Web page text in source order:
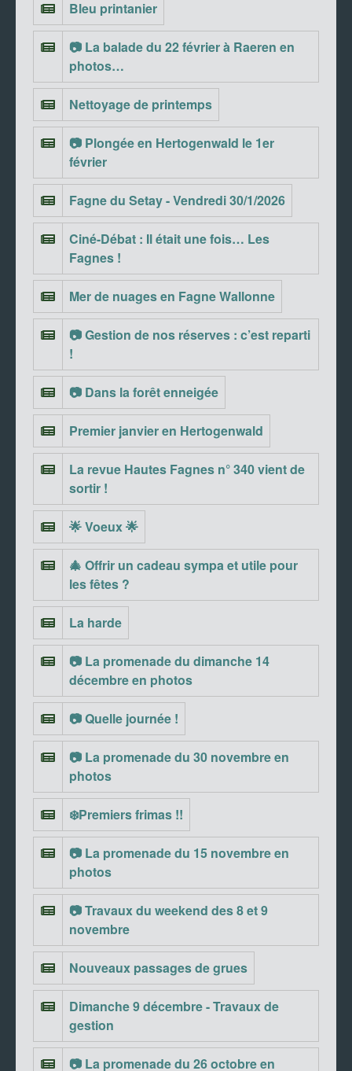
Bleu printanier
📷 La balade du 22 février à Raeren en
photos…
Nettoyage de printemps
📷 Plongée en Hertogenwald le 1er
février
Fagne du Setay - Vendredi 30/1/2026
Ciné-Débat : Il était une fois… Les
Fagnes !
Mer de nuages en Fagne Wallonne
📷 Gestion de nos réserves : c’est reparti
!
📷 Dans la forêt enneigée
Premier janvier en Hertogenwald
La revue Hautes Fagnes n° 340 vient de
sortir !
🌟 Voeux 🌟
🎄 Offrir un cadeau sympa et utile pour
les fêtes ?
La harde
📷 La promenade du dimanche 14
décembre en photos
📷 Quelle journée !
📷 La promenade du 30 novembre en
photos
❄️Premiers frimas !!
📷 La promenade du 15 novembre en
photos
📷 Travaux du weekend des 8 et 9
novembre
Nouveaux passages de grues
Dimanche 9 décembre - Travaux de
gestion
📷 La promenade du 26 octobre en